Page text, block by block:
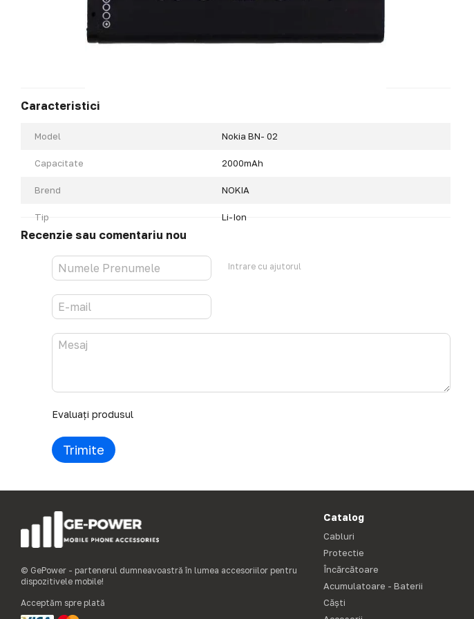
Caracteristici
Model Nokia BN- 02
Capacitate 2000mAh
Brend NOKIA
Tip Li-Ion
Recenzie sau comentariu nou
Intrare cu ajutorul
Evaluați produsul
Trimite
© GePower - partenerul dumneavoastră în lumea accesoriilor pentru
dispozitivele mobile!
Acceptăm spre plată
Catalog
Cabluri
Protectie
Încărcătoare
Acumulatoare - Baterii
Căști